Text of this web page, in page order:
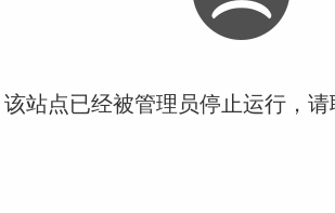
站点已经被管理员停止运行，